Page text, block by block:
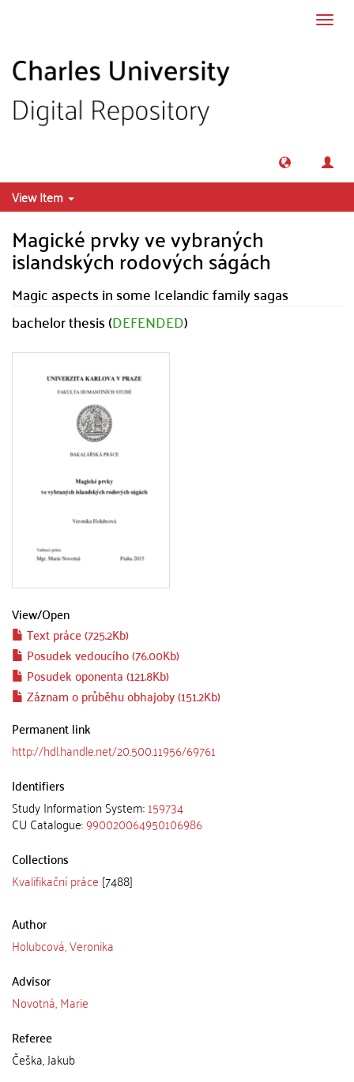
View Item
Magické prvky ve vybraných
islandských rodových ságách
Magic aspects in some Icelandic family sagas
bachelor thesis (DEFENDED)
View/Open
Text práce (725.2Kb)
Posudek vedoucího (76.00Kb)
Posudek oponenta (121.8Kb)
Záznam o průběhu obhajoby (151.2Kb)
Permanent link
http://hdl.handle.net/20.500.11956/69761
Identifiers
Study Information System:159734
CU Catalogue:990020064950106986
Collections
Kvalifikační práce [7488]
Author
Holubcová, Veronika
Advisor
Novotná, Marie
Referee
Češka, Jakub